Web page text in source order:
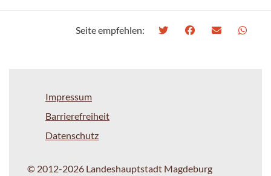
Seite empfehlen:
Impressum
Barrierefreiheit
Datenschutz
© 2012-2026 Landeshauptstadt Magdeburg